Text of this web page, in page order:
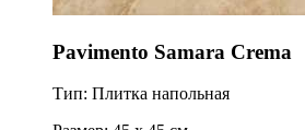
Pavimento Samara Crema
Тип: Плитка напольная